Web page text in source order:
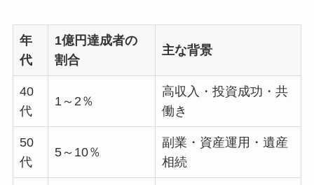
年
代
1億円達成者の
割合
主な背景
40
代
1～2％
高収入・投資成功・共
働き
50
代
5～10％
副業・資産運用・遺産
相続